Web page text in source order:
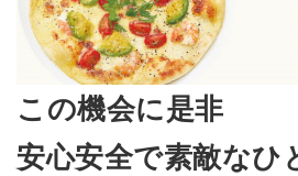
この機会に是非
安心安全で素敵なひ